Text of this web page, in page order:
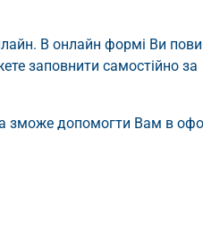
В онлайн формі Ви
заповнити самостійно за
зможе допомогти Вам в